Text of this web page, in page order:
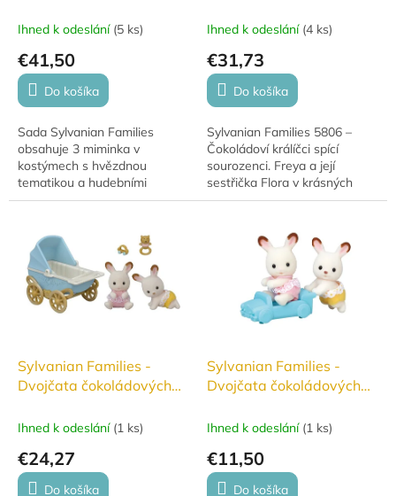
Ihned k odeslání (5 ks)
€41,50
Do košíka
Sada Sylvanian Families
obsahuje 3 miminka v
kostýmech s hvězdnou
tematikou a hudebními
nástroji – basovou kytaru,
Ihned k odeslání (4 ks)
€31,73
Do košíka
Sylvanian Families 5806 –
Čokoládoví králíčci spící
sourozenci. Freya a její
sestřička Flora v krásných
pyžamech s postýlkou a
Sylvanian Families -
Dvojčata čokoládových
#5432
Ihned k odeslání (1 ks)
€24,27
Do košíka
Sylvanian Families -
Dvojčata čokoládových
tvaru autíčka #5420
Ihned k odeslání (1 ks)
€11,50
Do košíka